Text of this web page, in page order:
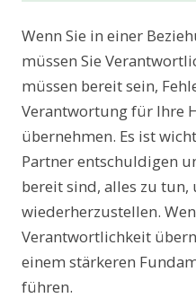
Wenn Sie in einer
müssen Sie
müssen bereit sein,
Verantwortung für Ihre
übernehmen. Es ist
Partner entschuldigen
bereit sind, alles zu tun,
wiederherzustellen.
Verantwortlichkeit
einem stärkeren
führen.